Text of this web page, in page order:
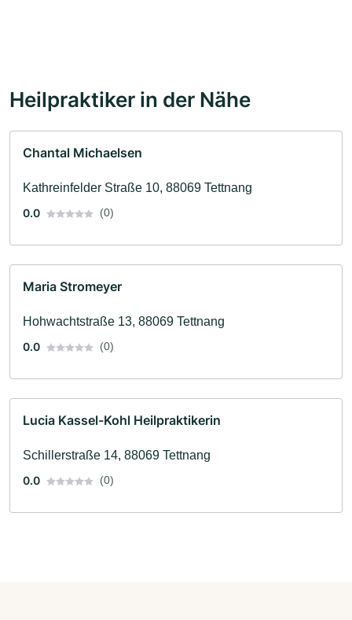
Heilpraktiker in der Nähe
Chantal Michaelsen
Kathreinfelder Straße 10, 88069 Tettnang
0.0
(0)
Maria Stromeyer
Hohwachtstraße 13, 88069 Tettnang
0.0
(0)
Lucia Kassel-Kohl Heilpraktikerin
Schillerstraße 14, 88069 Tettnang
0.0
(0)